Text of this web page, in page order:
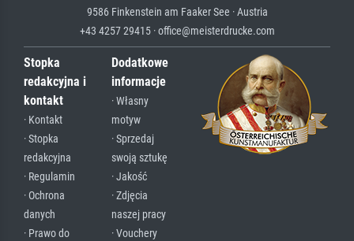
9586 Finkenstein am Faaker See · Austria
+43 4257 29415 · office@meisterdrucke.com
Stopka
redakcyjna i
kontakt
· Kontakt
· Stopka
redakcyjna
· Regulamin
· Ochrona
danych
· Prawo do
Dodatkowe
informacje
· Własny
motyw
· Sprzedaj
swoją sztukę
· Jakość
· Zdjęcia
naszej pracy
· Vouchery